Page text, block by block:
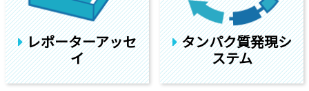
レポーターアッセ
イ
タンパク質発現シ
ステム